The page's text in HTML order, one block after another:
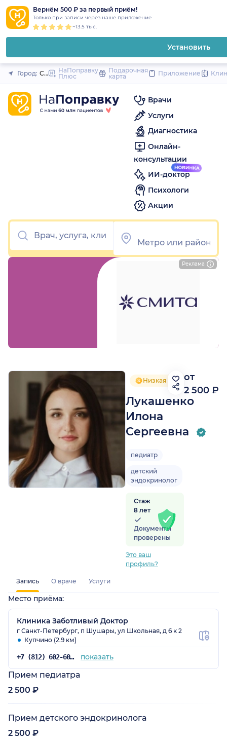
Вернём 500 ₽ за первый приём!
Только при записи через наше приложение
~13.5 тыс.
Установить
Закрыть
Город: Санкт-Петербург
НаПоправку
Плюс
Подарочная
карта
Приложение
Врачи
Услуги
Диагностика
Онлайн-
консультации
ИИ-доктор
Психологи
Акции
Низкая цена приёма
Лукашенко
Илона
Сергеевна
педиатр
детский
эндокринолог
Стаж
8 лет
Документы
проверены
Это ваш
профиль?
от
2 500 ₽
Реклама
Запись О враче Услуги
Место приёма:
Клиника Заботливый Доктор
г Санкт-Петербург, п Шушары, ул Школьная, д 6 к 2
Купчино (2.9 км)
+7 (812) 602-60-42 показать
Прием педиатра
2 500 ₽
Прием детского эндокринолога
2 500 ₽